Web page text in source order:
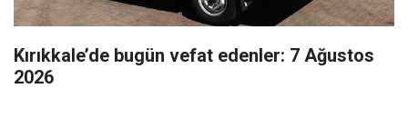
Kırıkkale’de bugün vefat edenler: 7 Ağustos
2026